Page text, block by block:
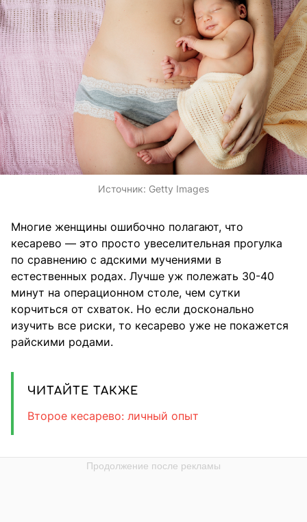
Источник: Getty Images
Многие женщины ошибочно полагают, что
кесарево — это просто увеселительная прогулка
по сравнению с адскими мучениями в
естественных родах. Лучше уж полежать 30-40
минут на операционном столе, чем сутки
корчиться от схваток. Но если досконально
изучить все риски, то кесарево уже не покажется
райскими родами.
ЧИТАЙТЕ ТАКЖЕ
Второе кесарево: личный опыт